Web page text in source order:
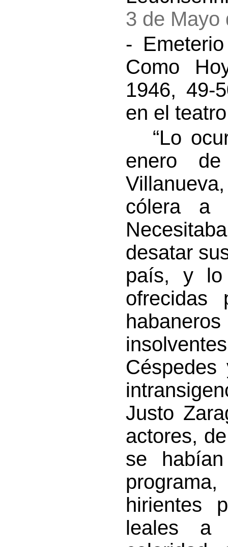
3 de Mayo
-
Como
1946, 49-
en el
“Lo
enero
cólera a
desatar
país, y lo
ofrecidas
Justo
actores,
se
hirientes
leales a